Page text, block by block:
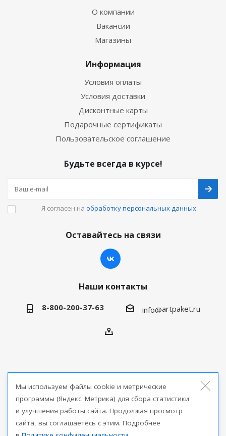
О компании
Вакансии
Магазины
Информация
Условия оплаты
Условия доставки
Дисконтные карты
Подарочные сертификаты
Пользовательское соглашение
Будьте всегда в курсе!
Я согласен на обработку персональных данных
Оставайтесь на связи
Наши контакты
8-800-200-37-63 info@artpaket.ru
продукции
Версия для печати
Мы используем файлы cookie и метрические
программы (Яндекс. Метрика) для сбора статистики
и улучшения работы сайта. Продолжая просмотр
сайта, вы соглашаетесь с этим. Подробнее